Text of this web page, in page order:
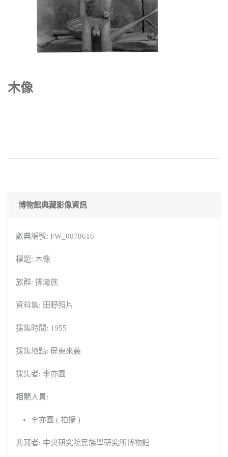
木像
博物館典藏影像資訊
數典編號: FW_0078616
標題: 木像
族群: 排灣族
資料集: 田野照片
採集時間: 1955
採集地點: 屏東來義
採集者: 李亦園
相關人員:
李亦園 ( 拍攝 )
典藏者: 中央研究院民族學研究所博物館